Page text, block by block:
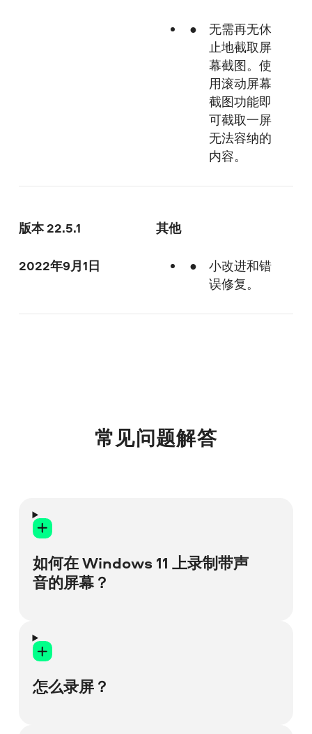
无需再无休
止地截取屏
幕截图。使
用滚动屏幕
截图功能即
可截取一屏
无法容纳的
内容。
版本 22.5.1
2022年9月1日
其他
小改进和错
误修复。
常见问题解答
如何在 Windows 11 上录制带声
音的屏幕？
启动 Movavi Screen Recorder，然后点击控
制面板上的
系统音频捕捉和麦克风。点击
捉带声音的屏幕。
怎么录屏？